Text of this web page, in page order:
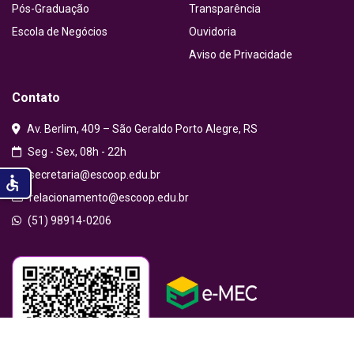
Pós-Graduação
Escola de Negócios
Transparência
Ouvidoria
Aviso de Privacidade
Contato
Av. Berlim, 409 – São Geraldo Porto Alegre, RS
Seg - Sex, 08h - 22h
secretaria@escoop.edu.br
relacionamento@escoop.edu.br
(51) 98914-0206
accessible